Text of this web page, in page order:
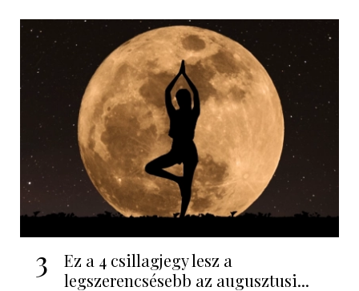
3
Ez a 4 csillagjegy lesz a
legszerencsésebb az augusztusi...